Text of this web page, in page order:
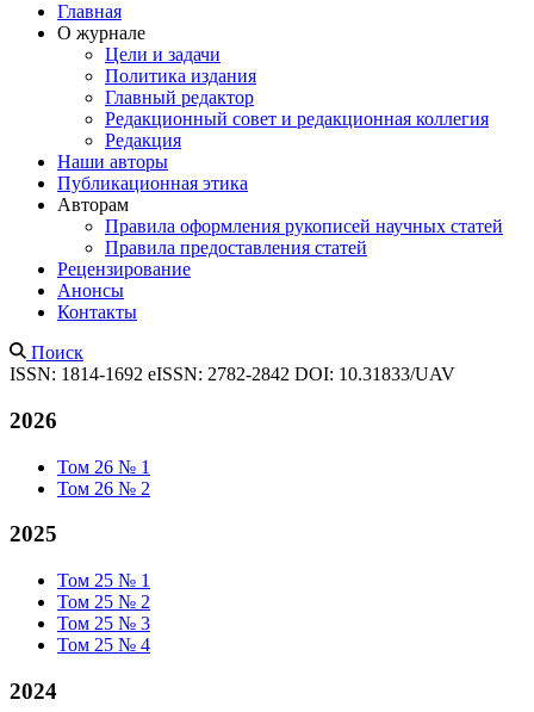
Главная
О журнале
Цели и задачи
Политика издания
Главный редактор
Редакционный совет и редакционная коллегия
Редакция
Наши авторы
Публикационная этика
Авторам
Правила оформления рукописей научных статей
Правила предоставления статей
Рецензирование
Анонсы
Контакты
Поиск
ISSN: 1814-1692 eISSN: 2782-2842 DOI: 10.31833/UAV
2026
Том 26 № 1
Том 26 № 2
2025
Том 25 № 1
Том 25 № 2
Том 25 № 3
Том 25 № 4
2024